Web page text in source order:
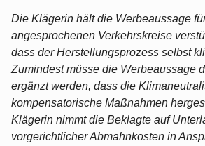
Die Klägerin hält die Werbeaussage
angesprochenen Verkehrskreise
dass der Herstellungsprozess selbst
Zumindest müsse die Werbeaussage
ergänzt werden, dass die
kompensatorische Maßnahmen
Klägerin nimmt die Beklagte auf
vorgerichtlicher Abmahnkosten in